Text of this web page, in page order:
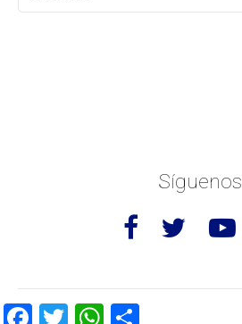
Síguenos